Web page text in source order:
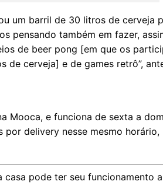
um barril de 30 litros de cerveja
pensando também em fazer,
de beer pong [em que os
cerveja] e de games retrô”,
Mooca, e funciona de sexta a
delivery nesse mesmo horário,
pode ter seu funcionamento